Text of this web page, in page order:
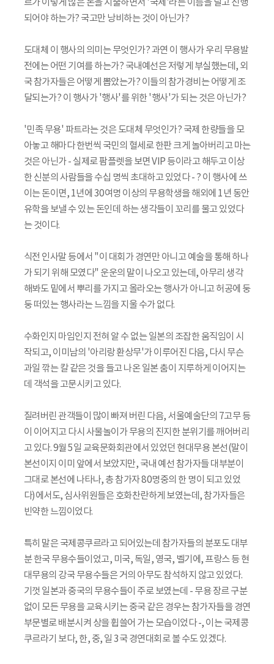
르가 이렇게 많은 돈을 지출하면서 '국제'라는 이름을 달고 진행
되어야 하는가? 국고만 낭비하는 것이 아닌가?
도대체 이 행사의 의미는 무엇인가? 과연 이 행사가 우리 무용발
전에는 어떤 기여를 하는가? 국내예선은 저렇게 부실했는데, 외
국 참가자들은 어떻게 뽑았는가? 이들의 참가경비는 어떻게 조
달되는가? 이 행사가 '행사'를 위한 '행사'가 되는 것은 아닌가?
'민족 무용' 파트라는 것은 도대체 무엇인가? 국제 한량들을 모
아놓고 해마다 한번씩 국민의 혈세로 한판 크게 놀아버리고 마는
것은 아닌가 - 실제로 팜플렛을 보면 VIP 등이라고 해두고 이상
한 신분의 사람들을 수십 명씩 초대하고 있었다 - ? 이 행사에 쓰
이는 돈이면, 1년에 30여명 이상의 무용학생을 해외에 1년 동안
유학을 보낼 수 있는 돈인데 하는 생각들이 꼬리를 물고 있었다
는 것이다.
식전 인사말 등에서 "이 대회가 경연만 아니고 예술을 통해 하나
가 되기 위해 모였다" 운운의 말이 나오고 있는데, 아무리 생각
해봐도 밑에서 뿌리를 가지고 올라오는 행사가 아니고 허공에 둥
둥 떠있는 행사라는 느낌을 지울 수가 없다.
수화인지 마임인지 전혀 알 수 없는 일본의 조잡한 움직임이 시
작되고, 이미남의 '아리랑 환상무'가 이루어진 다음, 다시 무슨
과일 깎는 칼 같은 것을 들고 나온 일본 춤이 지루하게 이어지는
데 객석을 고문시키고 있다.
질려버린 관객들이 많이 빠져 버린 다음, 서울예술단의 7고무 등
이 이어지고 다시 사물놀이가 무용의 진지한 분위기를 깨어버리
고 있다. 9월 5일 교육문화회관에서 있었던 현대무용 본선(말이
본선이지 이미 앞에서 보았지만, 국내 예선 참가자들 대부분이
그대로 본선에 나타나, 총 참가자 80명중의 한 명이 되고 있었
다)에서도, 심사위원들은 호화찬란하게 보였는데, 참가자들은
빈약한 느낌이었다.
특히 말은 국제콩쿠르라고 되어있는데 참가자들의 분포도 대부
분 한국 무용수들이었고, 미국, 독일, 영국, 벨기에, 프랑스 등 현
대무용의 강국 무용수들은 거의 아무도 참석하지 않고 있었다.
기껏 일본과 중국의 무용수들이 주로 보였는데 - 무용 장르 구분
없이 모든 무용을 교육시키는 중국 같은 경우는 참가자들을 경연
부문별로 배분시켜 상을 휩쓸어 가는 모습이었다 -, 이는 국제콩
쿠르라기 보다, 한, 중, 일 3국 경연대회로 볼 수도 있겠다.